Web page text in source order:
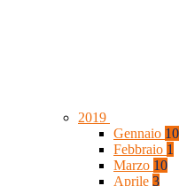
2019
Gennaio 10
Febbraio 1
Marzo 10
Aprile 3